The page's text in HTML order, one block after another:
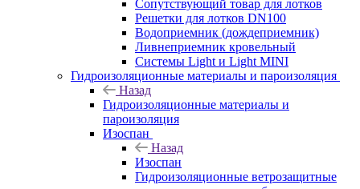
Сопутствующий товар для лотков
Решетки для лотков DN100
Водоприемник (дождеприемник)
Ливнеприемник кровельный
Системы Light и Light MINI
Гидроизоляционные материалы и пароизоляция
Назад
Гидроизоляционные материалы и
пароизоляция
Изоспан
Назад
Изоспан
Гидроизоляционные ветрозащитные